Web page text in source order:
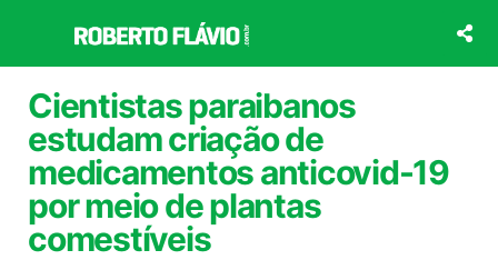
o
conteúdo
Cientistas paraibanos
estudam criação de
medicamentos anticovid-19
por meio de plantas
comestíveis